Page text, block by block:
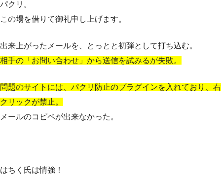
パクリ。
この場を借りて御礼申し上げます。
出来上がったメールを、とっとと初弾として打ち込む。
相手の「お問い合わせ」から送信を試みるが失敗。
問題のサイトには、パクリ防止のプラグインを入れており、右
クリックが禁止。
メールのコピペが出来なかった。
はちく氏は情強！